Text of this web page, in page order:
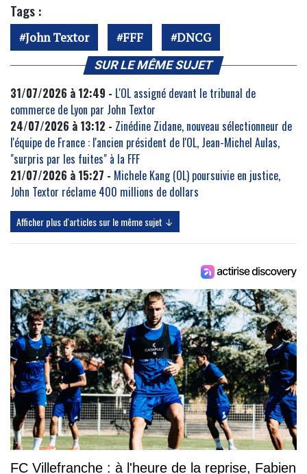
Tags :
John Textor FFF DNCG
SUR LE MÊME SUJET
31/07/2026 à 12:49 - L'OL assigné devant le tribunal de
commerce de Lyon par John Textor
24/07/2026 à 13:12 - Zinédine Zidane, nouveau sélectionneur de
l'équipe de France : l'ancien président de l'OL, Jean-Michel Aulas,
"surpris par les fuites" à la FFF
21/07/2026 à 15:27 - Michele Kang (OL) poursuivie en justice,
John Textor réclame 400 millions de dollars
Afficher plus d'articles sur le même sujet ↓
FC Villefranche : à l'heure de la reprise, Fabien